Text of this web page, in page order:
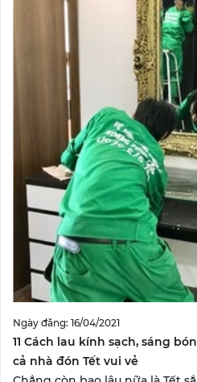
Ngày đăng: 16/04/2021
11 Cách lau kính sạch, sáng
cả nhà đón Tết vui vẻ